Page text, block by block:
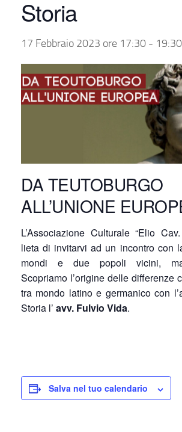
Storia
17 Febbraio 2023 ore 17:30 - 19:30
DA TEUTOBURGO
ALL’UNIONE
L’Associazione Culturale “Elio
lieta di invitarvi ad un incontro con
mondi e due popoli vicini, ma
Scopriamo l’origine delle differenze
tra mondo latino e germanico con
Storia l’ avv. Fulvio Vida.
Salva nel tuo calendario